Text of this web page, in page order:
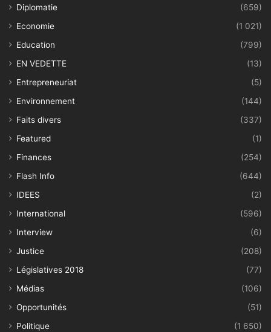
Diplomatie
(659)
Economie
(1 021)
Education
(799)
EN VEDETTE
(13)
Entrepreneuriat
(5)
Environnement
(144)
Faits divers
(337)
Featured
(1)
Finances
(254)
Flash Info
(644)
IDEES
(2)
International
(596)
Interview
(6)
Justice
(208)
Législatives 2018
(77)
Médias
(106)
Opportunités
(51)
Politique
(1 650)